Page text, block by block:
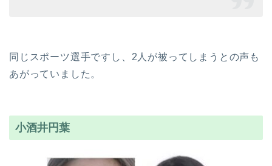
同じスポーツ選手ですし、2人が被ってしまうとの声も
あがっていました。
小酒井円葉